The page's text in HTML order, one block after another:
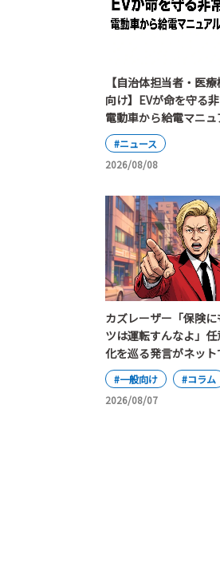
【自治体担当者・医
向け】EVが命を守る
電動車から給電マニ
イント
#ニュース
2026/08/08
カズレーザー「保険
ツは運転すんなよ」
化を巡る発言がネッ
#一般向け
#コラム
2026/08/07